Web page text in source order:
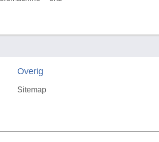
Overig
Sitemap